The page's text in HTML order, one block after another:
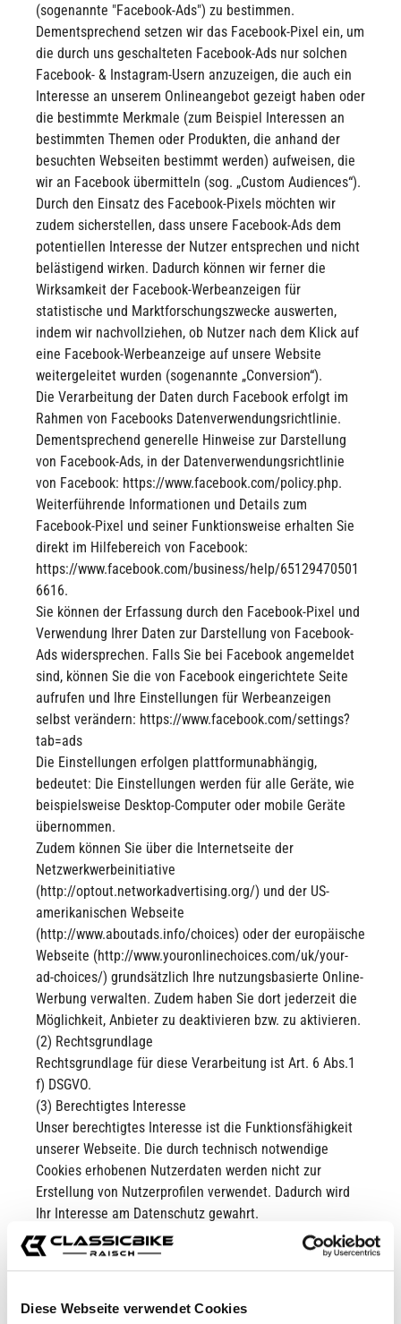
Diese Webseite verwendet Cookies
(sogenannte "Facebook-Ads") zu bestimmen.
Dementsprechend setzen wir das Facebook-Pixel ein, um
die durch uns geschalteten Facebook-Ads nur solchen
Facebook- & Instagram-Usern anzuzeigen, die auch ein
Interesse an unserem Onlineangebot gezeigt haben oder
die bestimmte Merkmale (zum Beispiel Interessen an
bestimmten Themen oder Produkten, die anhand der
besuchten Webseiten bestimmt werden) aufweisen, die
wir an Facebook übermitteln (sog. „Custom Audiences“).
Durch den Einsatz des Facebook-Pixels möchten wir
zudem sicherstellen, dass unsere Facebook-Ads dem
potentiellen Interesse der Nutzer entsprechen und nicht
belästigend wirken. Dadurch können wir ferner die
Wirksamkeit der Facebook-Werbeanzeigen für
statistische und Marktforschungszwecke auswerten,
indem wir nachvollziehen, ob Nutzer nach dem Klick auf
eine Facebook-Werbeanzeige auf unsere Website
weitergeleitet wurden (sogenannte „Conversion“).
Die Verarbeitung der Daten durch Facebook erfolgt im
Rahmen von Facebooks Datenverwendungsrichtlinie.
Dementsprechend generelle Hinweise zur Darstellung
von Facebook-Ads, in der Datenverwendungsrichtlinie
von Facebook: https://www.facebook.com/policy.php.
Weiterführende Informationen und Details zum
Facebook-Pixel und seiner Funktionsweise erhalten Sie
direkt im Hilfebereich von Facebook:
https://www.facebook.com/business/help/65129470501
6616.
Sie können der Erfassung durch den Facebook-Pixel und
Verwendung Ihrer Daten zur Darstellung von Facebook-
Ads widersprechen. Falls Sie bei Facebook angemeldet
sind, können Sie die von Facebook eingerichtete Seite
aufrufen und Ihre Einstellungen für Werbeanzeigen
selbst verändern: https://www.facebook.com/settings?
tab=ads
Die Einstellungen erfolgen plattformunabhängig,
bedeutet: Die Einstellungen werden für alle Geräte, wie
beispielsweise Desktop-Computer oder mobile Geräte
übernommen.
Zudem können Sie über die Internetseite der
Netzwerkwerbeinitiative
(http://optout.networkadvertising.org/) und der US-
amerikanischen Webseite
(http://www.aboutads.info/choices) oder der europäische
Webseite (http://www.youronlinechoices.com/uk/your-
ad-choices/) grundsätzlich Ihre nutzungsbasierte Online-
Werbung verwalten. Zudem haben Sie dort jederzeit die
Möglichkeit, Anbieter zu deaktivieren bzw. zu aktivieren.
(2) Rechtsgrundlage
Rechtsgrundlage für diese Verarbeitung ist Art. 6 Abs.1
f) DSGVO.
(3) Berechtigtes Interesse
Unser berechtigtes Interesse ist die Funktionsfähigkeit
unserer Webseite. Die durch technisch notwendige
Cookies erhobenen Nutzerdaten werden nicht zur
Erstellung von Nutzerprofilen verwendet. Dadurch wird
Ihr Interesse am Datenschutz gewahrt.
(4) Speicherdauer
Die technisch notwendigen Cookies werden im Regelfall